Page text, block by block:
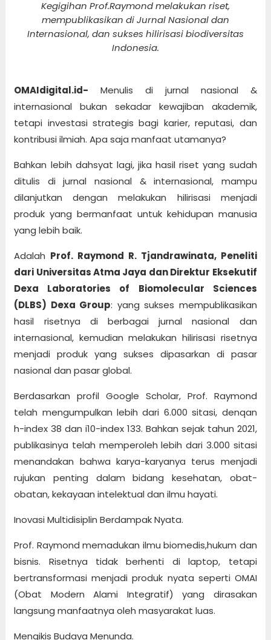
Kegigihan Prof.Raymond melakukan riset,
mempublikasikan di Jurnal Nasional dan
Internasional, dan sukses hilirisasi biodiversitas
Indonesia.
OMAIdigital.id- Menulis di jurnal nasional &
internasional bukan sekadar kewajiban akademik,
tetapi investasi strategis bagi karier, reputasi, dan
kontribusi ilmiah. Apa saja manfaat utamanya?
Bahkan lebih dahsyat lagi, jika hasil riset yang sudah
ditulis di jurnal nasional & internasional, mampu
dilanjutkan dengan melakukan hilirisasi menjadi
produk yang bermanfaat untuk kehidupan manusia
yang lebih baik.
Adalah Prof. Raymond R. Tjandrawinata, Peneliti
dari Universitas Atma Jaya dan Direktur Eksekutif
Dexa Laboratories of Biomolecular Sciences
(DLBS) Dexa Group: yang sukses mempublikasikan
hasil risetnya di berbagai jurnal nasional dan
internasional, kemudian melakukan hilirisasi risetnya
menjadi produk yang sukses dipasarkan di pasar
nasional dan pasar global.
Berdasarkan profil Google Scholar, Prof. Raymond
telah mengumpulkan lebih dari 6.000 sitasi, denqan
h-index 38 dan i10-index 133. Bahkan sejak tahun 2021,
publikasinya telah memperoleh lebih dari 3.000 sitasi
menandakan bahwa karya-karyanya terus menjadi
rujukan penting dalam bidang kesehatan, obat-
obatan, kekayaan intelektual dan ilmu hayati.
Inovasi Multidisiplin Berdampak Nyata.
Prof. Raymond memadukan ilmu biomedis,hukum dan
bisnis. Risetnya tidak berhenti di laptop, tetapi
bertransformasi menjadi produk nyata seperti OMAI
(Obat Modern Alami Integratif) yang dirasakan
langsung manfaatnya oleh masyarakat luas.
Mengikis Budaya Menunda.